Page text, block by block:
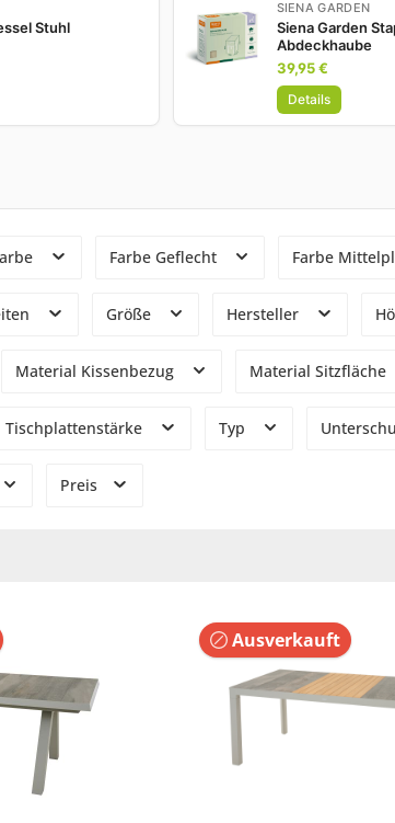
Stuhl
SIENA GARDEN
Siena Garden
Abdeckhaube
39,95 €
Details
Farbe Geflecht Farbe
Größe Hersteller
Material Kissenbezug Material Sitzfläche
Tischplattenstärke Typ
Preis
Ausverkauft